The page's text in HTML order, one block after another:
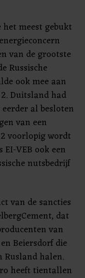
meest gebukt
van de grootste
Russische
ook mee aan
Duitsland had
al besloten
van een
voorlopig wordt
VEB ook een
nutsbedrijf
van de sancties
dat
van
Beiersdorf die
halen.
heeft tientallen